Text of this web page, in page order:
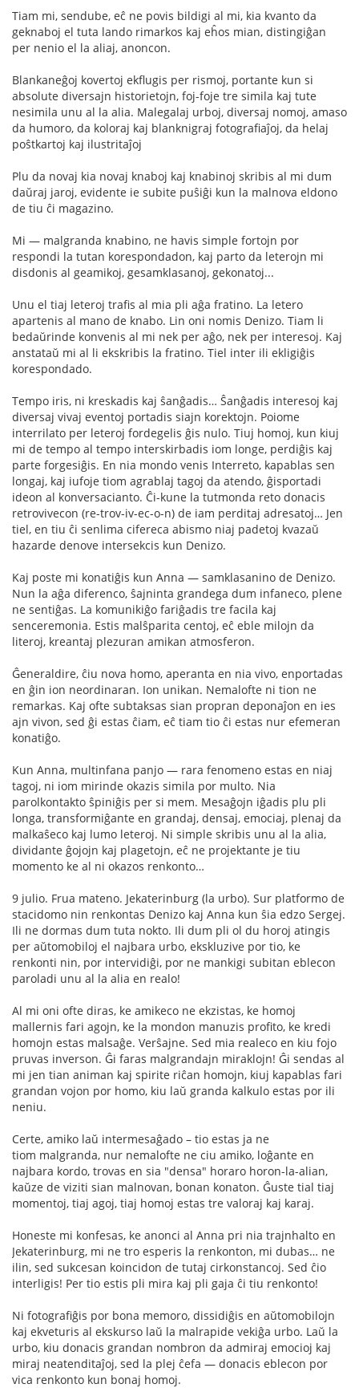
Tiam mi, sendube, eĉ ne povis bildigi al mi, kia kvanto da
geknaboj el tuta lando rimarkos kaj eĥos mian, distingiĝan
per nenio el la aliaj, anoncon.
Blankaneĝoj kovertoj ekflugis per rismoj, portante kun si
absolute diversajn historietojn, foj-foje tre simila kaj tute
nesimila unu al la alia. Malegalaj urboj, diversaj nomoj, amaso
da humoro, da koloraj kaj blanknigraj fotografiaĵoj, da helaj
poŝtkartoj kaj ilustritaĵoj
Plu da novaj kia novaj knaboj kaj knabinoj skribis al mi dum
daŭraj jaroj, evidente ie subite puŝiĝi kun la malnova eldono
de tiu ĉi magazino.
Mi — malgranda knabino, ne havis simple fortojn por
respondi la tutan korespondadon, kaj parto da leterojn mi
disdonis al geamikoj, gesamklasanoj, gekonatoj...
Unu el tiaj leteroj trafis al mia pli aĝa fratino. La letero
apartenis al mano de knabo. Lin oni nomis Denizo. Tiam li
bedaŭrinde konvenis al mi nek per aĝo, nek per interesoj. Kaj
anstataŭ mi al li ekskribis la fratino. Tiel inter ili ekligiĝis
korespondado.
Tempo iris, ni kreskadis kaj ŝanĝadis… Ŝanĝadis interesoj kaj
diversaj vivaj eventoj portadis siajn korektojn. Poiome
interrilato per leteroj fordegelis ĝis nulo. Tiuj homoj, kun kiuj
mi de tempo al tempo interskirbadis iom longe, perdiĝis kaj
parte forgesiĝis. En nia mondo venis Interreto, kapablas sen
longaj, kaj iufoje tiom agrablaj tagoj da atendo, ĝisportadi
ideon al konversacianto. Ĉi-kune la tutmonda reto donacis
retrovivecon (re-trov-iv-ec-o-n) de iam perditaj adresatoj… Jen
tiel, en tiu ĉi senlima cifereca abismo niaj padetoj kvazaŭ
hazarde denove intersekcis kun Denizo.
Kaj poste mi konatiĝis kun Anna — samklasanino de Denizo.
Nun la aĝa diferenco, ŝajninta grandega dum infaneco, plene
ne sentiĝas. La komunikiĝo fariĝadis tre facila kaj
senceremonia. Estis malŝparita centoj, eĉ eble milojn da
literoj, kreantaj plezuran amikan atmosferon.
Ĝeneraldire, ĉiu nova homo, aperanta en nia vivo, enportadas
en ĝin ion neordinaran. Ion unikan. Nemalofte ni tion ne
remarkas. Kaj ofte subtaksas sian propran deponaĵon en ies
ajn vivon, sed ĝi estas ĉiam, eĉ tiam tio ĉi estas nur efemeran
konatiĝo.
Kun Anna, multinfana panjo — rara fenomeno estas en niaj
tagoj, ni iom mirinde okazis simila por multo. Nia
parolkontakto ŝpiniĝis per si mem. Mesaĝojn iĝadis plu pli
longa, transformiĝante en grandaj, densaj, emociaj, plenaj da
malkaŝeco kaj lumo leteroj. Ni simple skribis unu al la alia,
dividante ĝojojn kaj plagetojn, eĉ ne projektante je tiu
momento ke al ni okazos renkonto…
9 julio. Frua mateno. Jekaterinburg (la urbo). Sur platformo de
stacidomo nin renkontas Denizo kaj Anna kun ŝia edzo Sergej.
Ili ne dormas dum tuta nokto. Ili dum pli ol du horoj atingis
per aŭtomobiloj el najbara urbo, ekskluzive por tio, ke
renkonti nin, por intervidiĝi, por ne mankigi subitan eblecon
paroladi unu al la alia en realo!
Al mi oni ofte diras, ke amikeco ne ekzistas, ke homoj
mallernis fari agojn, ke la mondon manuzis profito, ke kredi
homojn estas malsaĝe. Verŝajne. Sed mia realeco en kiu fojo
pruvas inverson. Ĝi faras malgrandajn miraklojn! Ĝi sendas al
mi jen tian animan kaj spirite riĉan homojn, kiuj kapablas fari
grandan vojon por homo, kiu laŭ granda kalkulo estas por ili
neniu.
Сerte, amiko laŭ intermesaĝado – tio estas ja ne
tiom malgranda, nur nemalofte ne ciu amiko, loĝante en
najbara kordo, trovas en sia "densa" horaro horon-la-alian,
kaŭze de viziti sian malnovan, bonan konaton. Ĝuste tial tiaj
momentoj, tiaj agoj, tiaj homoj estas tre valoraj kaj karaj.
Honeste mi konfesas, ke anonci al Anna pri nia trajnhalto en
Jekaterinburg, mi ne tro esperis la renkonton, mi dubas… ne
ilin, sed sukcesan koincidon de tutaj cirkonstancoj. Sed ĉio
interligis! Per tio estis pli mira kaj pli gaja ĉi tiu renkonto!
Ni fotografiĝis por bona memoro, dissidiĝis en aŭtomobilojn
kaj ekveturis al ekskurso laŭ la malrapide vekiĝa urbo. Laŭ la
urbo, kiu donacis grandan nombron da admiraj emocioj kaj
miraj neatenditaĵoj, sed la plej ĉefa — donacis eblecon por
vica renkonto kun bonaj homoj.